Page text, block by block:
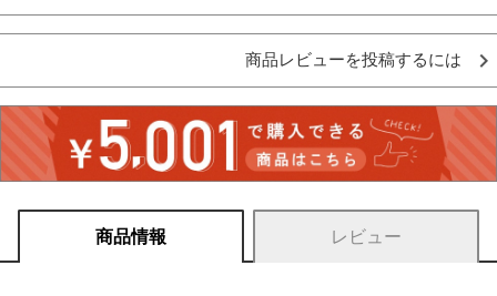
商品レビューを投稿するには
商品情報 レビュー